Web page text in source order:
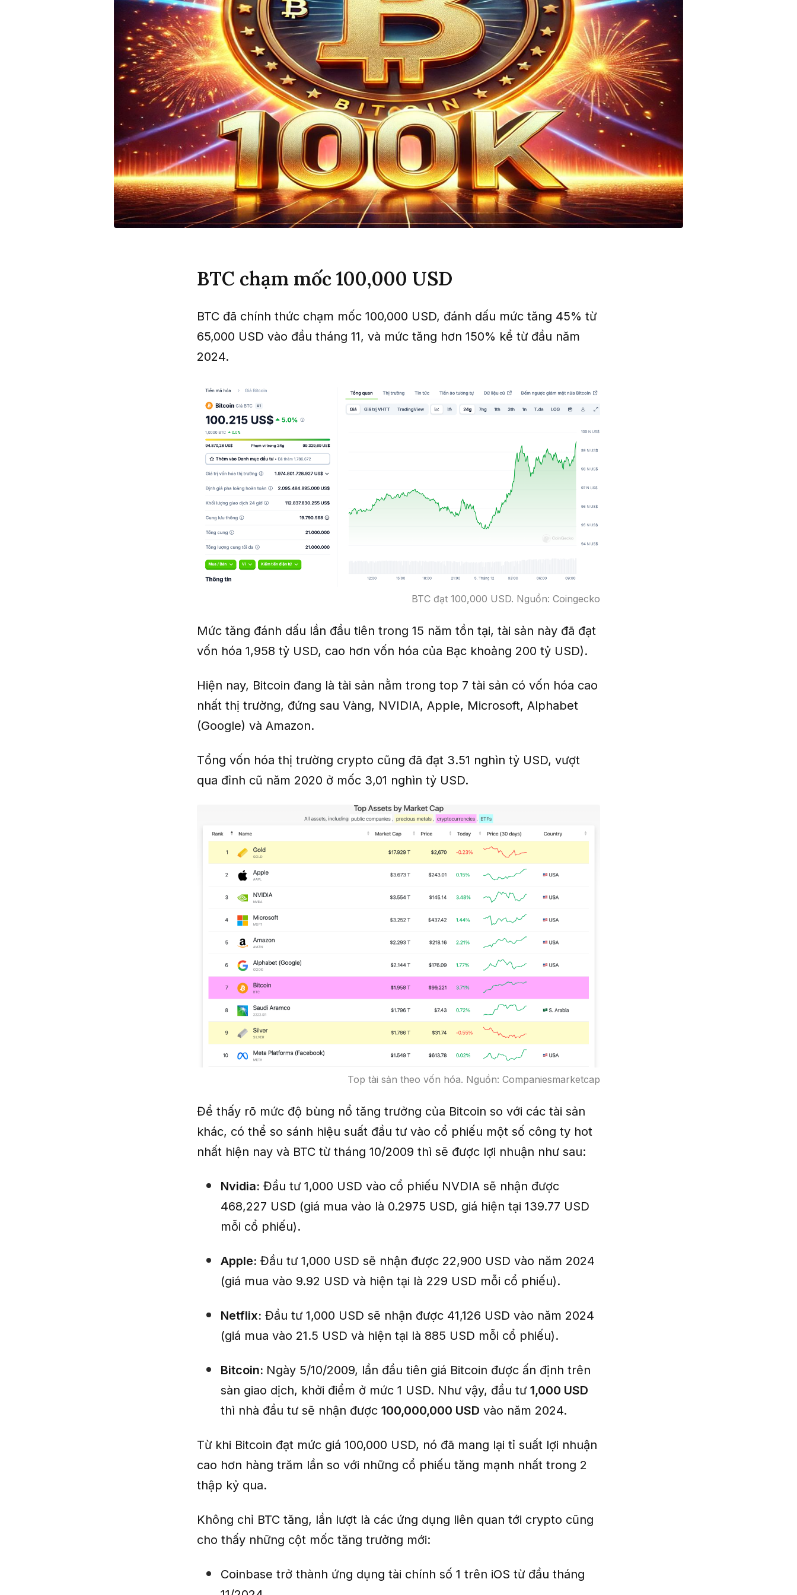
BTC chạm mốc 100,000 USD
BTC đã chính thức chạm mốc 100,000 USD, đánh dấu mức tăng 45% từ
65,000 USD vào đầu tháng 11, và mức tăng hơn 150% kể từ đầu năm
2024.
BTC đạt 100,000 USD. Nguồn: Coingecko
Mức tăng đánh dấu lần đầu tiên trong 15 năm tồn tại, tài sản này đã đạt
vốn hóa 1,958 tỷ USD, cao hơn vốn hóa của Bạc khoảng 200 tỷ USD).
Hiện nay, Bitcoin đang là tài sản nằm trong top 7 tài sản có vốn hóa cao
nhất thị trường, đứng sau Vàng, NVIDIA, Apple, Microsoft, Alphabet
(Google) và Amazon.
Tổng vốn hóa thị trường crypto cũng đã đạt 3.51 nghìn tỷ USD, vượt
qua đỉnh cũ năm 2020 ở mốc 3,01 nghìn tỷ USD.
Top tài sản theo vốn hóa. Nguồn: Companiesmarketcap
Để thấy rõ mức độ bùng nổ tăng trưởng của Bitcoin so với các tài sản
khác, có thể so sánh hiệu suất đầu tư vào cổ phiếu một số công ty hot
nhất hiện nay và BTC từ tháng 10/2009 thì sẽ được lợi nhuận như sau:
Nvidia: Đầu tư 1,000 USD vào cổ phiếu NVDIA sẽ nhận được
468,227 USD (giá mua vào là 0.2975 USD, giá hiện tại 139.77 USD
mỗi cổ phiếu).
Apple: Đầu tư 1,000 USD sẽ nhận được 22,900 USD vào năm 2024
(giá mua vào 9.92 USD và hiện tại là 229 USD mỗi cổ phiếu).
Netflix: Đầu tư 1,000 USD sẽ nhận được 41,126 USD vào năm 2024
(giá mua vào 21.5 USD và hiện tại là 885 USD mỗi cổ phiếu).
Bitcoin: Ngày 5/10/2009, lần đầu tiên giá Bitcoin được ấn định trên
sàn giao dịch, khởi điểm ở mức 1 USD. Như vậy, đầu tư 1,000 USD
thì nhà đầu tư sẽ nhận được 100,000,000 USD vào năm 2024.
Từ khi Bitcoin đạt mức giá 100,000 USD, nó đã mang lại tỉ suất lợi nhuận
cao hơn hàng trăm lần so với những cổ phiếu tăng mạnh nhất trong 2
thập kỷ qua.
Không chỉ BTC tăng, lần lượt là các ứng dụng liên quan tới crypto cũng
cho thấy những cột mốc tăng trưởng mới:
Coinbase trở thành ứng dụng tài chính số 1 trên iOS từ đầu tháng